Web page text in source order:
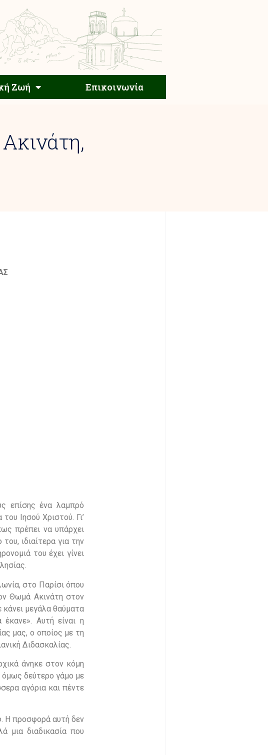
Ζωή Επικοινωνία
Ζωή Επικοινωνία
επίσης ένα λαμπρό
Ιησού Χριστού. Γι’
πρέπει να υπάρχει
ιδιαίτερα για την
του έχει γίνει
στο Παρίσι όπου
Θωμά Ακινάτη στον
κάνει μεγάλα θαύματα
Αυτή είναι η
μας, ο οποίος με τη
Διδασκαλίας.
άνηκε στον κόμη
όμως δεύτερο γάμο με
αγόρια και πέντε
. Η προσφορά αυτή δεν
μια διαδικασία που